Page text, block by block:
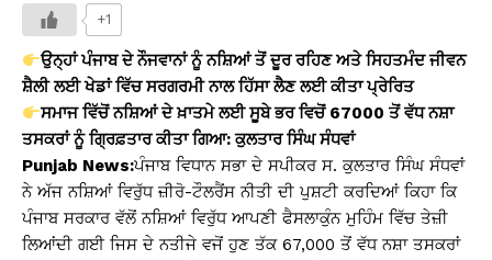
at
s
A
p
p
c
e
b
o
o
k
y
Li
n
k
e
+1
ਉਨ੍ਹਾਂ ਪੰਜਾਬ ਦੇ ਨੌਜਵਾਨਾਂ ਨੂੰ ਨਸ਼ਿਆਂ ਤੋਂ ਦੂਰ ਰਹਿਣ ਅਤੇ ਸਿਹਤਮੰਦ ਜੀਵਨ
ਸ਼ੈਲੀ ਲਈ ਖੇਡਾਂ ਵਿੱਚ ਸਰਗਰਮੀ ਨਾਲ ਹਿੱਸਾ ਲੈਣ ਲਈ ਕੀਤਾ ਪ੍ਰੇਰਿਤ
ਸਮਾਜ ਵਿੱਚੋਂ ਨਸ਼ਿਆਂ ਦੇ ਖ਼ਾਤਮੇ ਲਈ ਸੂਬੇ ਭਰ ਵਿਚੋਂ 67000 ਤੋਂ ਵੱਧ ਨਸ਼ਾ
ਤਸਕਰਾਂ ਨੂੰ ਗ੍ਰਿਫ਼ਤਾਰ ਕੀਤਾ ਗਿਆ: ਕੁਲਤਾਰ ਸਿੰਘ ਸੰਧਵਾਂ
Punjab News:ਪੰਜਾਬ ਵਿਧਾਨ ਸਭਾ ਦੇ ਸਪੀਕਰ ਸ. ਕੁਲਤਾਰ ਸਿੰਘ ਸੰਧਵਾਂ
ਨੇ ਅੱਜ ਨਸ਼ਿਆਂ ਵਿਰੁੱਧ ਜ਼ੀਰੋ-ਟੌਲਰੈਂਸ ਨੀਤੀ ਦੀ ਪੁਸ਼ਟੀ ਕਰਦਿਆਂ ਕਿਹਾ ਕਿ
ਪੰਜਾਬ ਸਰਕਾਰ ਵੱਲੋਂ ਨਸ਼ਿਆਂ ਵਿਰੁੱਧ ਆਪਣੀ ਫੈਸਲਾਕੁੰਨ ਮੁਹਿੰਮ ਵਿੱਚ ਤੇਜ਼ੀ
ਲਿਆਂਦੀ ਗਈ ਜਿਸ ਦੇ ਨਤੀਜੇ ਵਜੋਂ ਹੁਣ ਤੱਕ 67,000 ਤੋਂ ਵੱਧ ਨਸ਼ਾ ਤਸਕਰਾਂ